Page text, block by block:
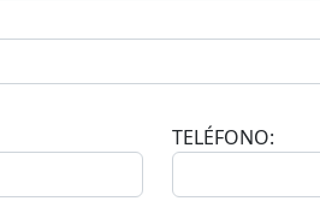
TELÉFONO: